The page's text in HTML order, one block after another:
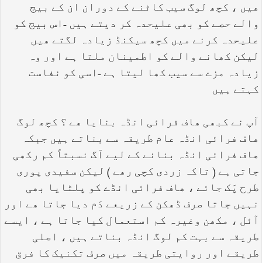
ھیں ، کچھ لوگ سیب کاٹنے کے دوران ان کے بیج
والے حصے کو بھی علیحدہ کر دیتے ہیں -اس بیج کو
علیحدہ کرنے میں کچھ سیکنڈ زیادہ لگتے ھیں
لیکن کھانے والے کو اطمینان ملتا ہے اور وہ
زیادہ مزے سے سیب کھا لیتا ہے -اسی کو نفاست
کہتے ہیں
آپ نے کبھی ھاف فرائی انڈہ بنایا ھے ؟ کچھ لوگ
ھاف فرائی انڈہ عام طریقہ سے بناتے ہیں جبکہ
ھاف فرائی انڈہ بنانے کے لیے آگ نسبتاً کم رکھی
جاتی ہے ( تاکہ زردی کچی رھے ) لیکن سفیدی پوری
طرح پَک جائے ، ھاف فرائی انڈے کو پلٹایا بھی
نہیں جاتا صرف ڈھکن کے زریعے دَم دیا جاتا ھے اور
آئل ، مکھن وغیرہ کم استعمال کیا جاتا ہے ، ایسے
طریقہ سے بہت کم لوگ انڈہ بناتے ہیں ، اصلی
طریقے اور روایتی طریقہ میں صرف تکنیک کا فرق